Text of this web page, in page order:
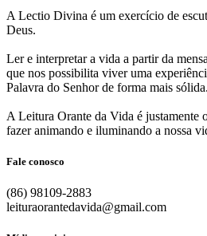
A Lectio Divina é um exercício de
Deus.
Ler e interpretar a vida a partir da
que nos possibilita viver uma
Palavra do Senhor de forma mais sólida.
A Leitura Orante da Vida é justamente
fazer animando e iluminando a nossa
Fale conosco
(86) 98109-2883
leituraorantedavida@gmail.com